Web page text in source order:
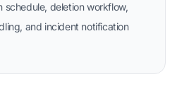
schedule, deletion workflow,
and incident notification